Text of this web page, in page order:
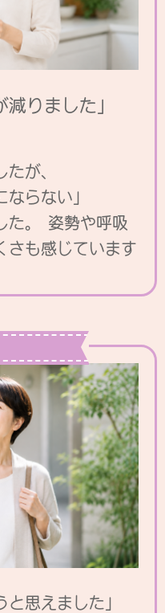
減りました」
が、
ならない」
た。 姿勢や呼吸
さも感じています
と思えました」